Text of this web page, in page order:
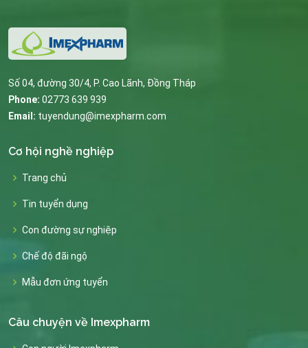
Số 04, đường 30/4, P. Cao Lãnh, Đồng Tháp
Phone: 02773 639 939
Email: tuyendung@imexpharm.com
Cơ hội nghề nghiệp
Trang chủ
Tin tuyển dụng
Con đường sự nghiệp
Chế độ đãi ngộ
Mẫu đơn ứng tuyển
Câu chuyện về Imexpharm